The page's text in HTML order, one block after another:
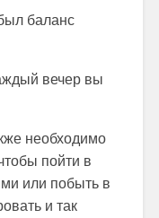
баланс
вечер вы
необходимо
пойти в
или побыть в
и так